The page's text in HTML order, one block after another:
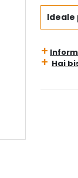
Ideale
Hai